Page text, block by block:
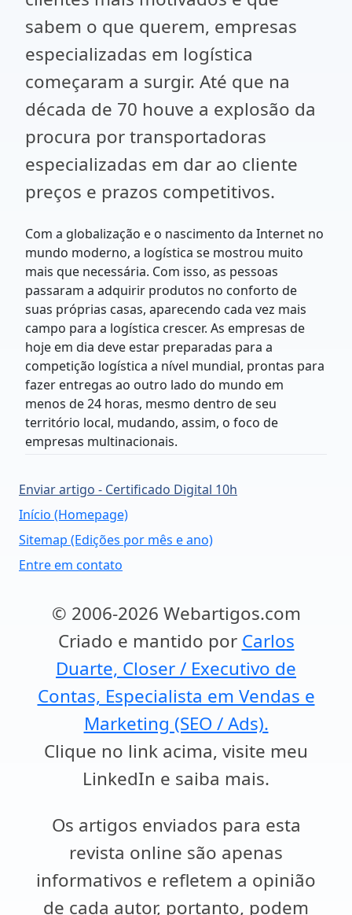
sabem o que querem, empresas
especializadas em logística
começaram a surgir. Até que na
década de 70 houve a explosão da
procura por transportadoras
especializadas em dar ao cliente
preços e prazos competitivos.
Com a globalização e o nascimento da Internet no
mundo moderno, a logística se mostrou muito
mais que necessária. Com isso, as pessoas
passaram a adquirir produtos no conforto de
suas próprias casas, aparecendo cada vez mais
campo para a logística crescer. As empresas de
hoje em dia deve estar preparadas para a
competição logística a nível mundial, prontas para
fazer entregas ao outro lado do mundo em
menos de 24 horas, mesmo dentro de seu
território local, mudando, assim, o foco de
empresas multinacionais.
Enviar artigo - Certificado Digital 10h
Início (Homepage)
Sitemap (Edições por mês e ano)
Entre em contato
© 2006-2026 Webartigos.com
Criado e mantido por Carlos
Duarte, Closer / Executivo de
Contas, Especialista em Vendas e
Marketing (SEO / Ads).
Clique no link acima, visite meu
LinkedIn e saiba mais.
Os artigos enviados para esta
revista online são apenas
informativos e refletem a opinião
de cada autor, portanto, podem